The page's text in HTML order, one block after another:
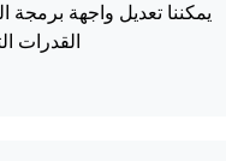
يمكننا تعديل واجهة برمجة
القدرات